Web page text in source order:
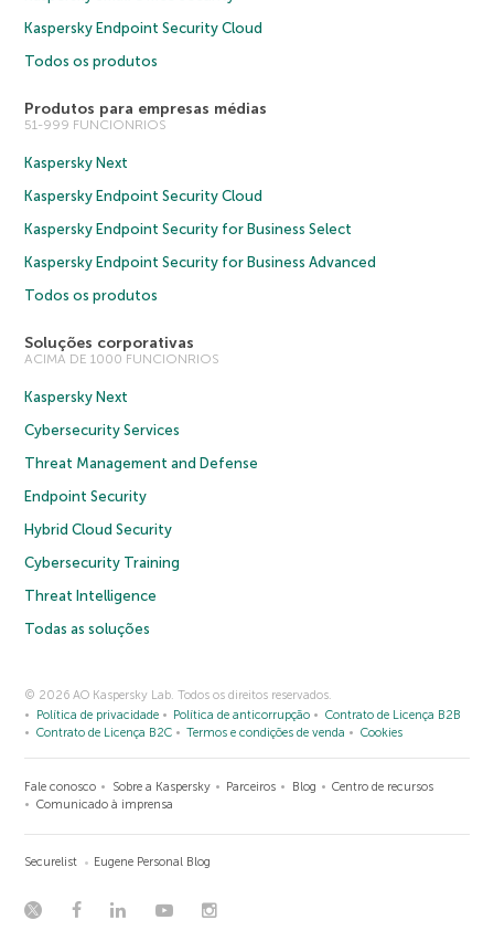
Kaspersky Endpoint Security Cloud
Todos os produtos
Produtos para empresas médias
51-999 FUNCIONRIOS
Kaspersky Next
Kaspersky Endpoint Security Cloud
Kaspersky Endpoint Security for Business Select
Kaspersky Endpoint Security for Business Advanced
Todos os produtos
Soluções corporativas
ACIMA DE 1000 FUNCIONRIOS
Kaspersky Next
Cybersecurity Services
Threat Management and Defense
Endpoint Security
Hybrid Cloud Security
Cybersecurity Training
Threat Intelligence
Todas as soluções
© 2026 AO Kaspersky Lab. Todos os direitos reservados.
Política de privacidade
Política de anticorrupção
Contrato de Licença B2B
Contrato de Licença B2C
Termos e condições de venda Cookies
Fale conosco Sobre a Kaspersky Parceiros Blog
Centro de recursos
Comunicado à imprensa
Securelist Eugene Personal Blog